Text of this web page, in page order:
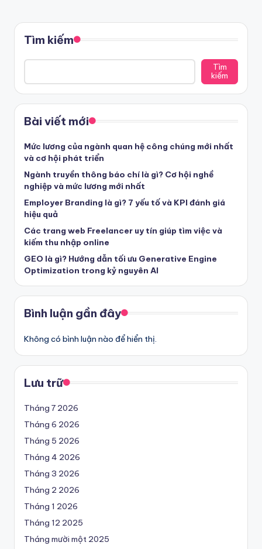
Tìm kiếm
Tìm
kiếm
Bài viết mới
Mức lương của ngành quan hệ công chúng mới nhất
và cơ hội phát triển
Ngành truyền thông báo chí là gì? Cơ hội nghề
nghiệp và mức lương mới nhất
Employer Branding là gì? 7 yếu tố và KPI đánh giá
hiệu quả
Các trang web Freelancer uy tín giúp tìm việc và
kiếm thu nhập online
GEO là gì? Hướng dẫn tối ưu Generative Engine
Optimization trong kỷ nguyên AI
Bình luận gần đây
Không có bình luận nào để hiển thị.
Lưu trữ
Tháng 7 2026
Tháng 6 2026
Tháng 5 2026
Tháng 4 2026
Tháng 3 2026
Tháng 2 2026
Tháng 1 2026
Tháng 12 2025
Tháng mười một 2025